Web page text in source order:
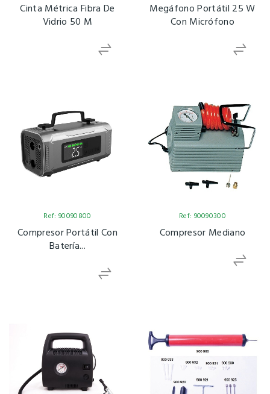
Cinta Métrica Fibra De
Vidrio 50 M
Megáfono Portátil 25 W
Con Micrófono
Ref: 90090800
Compresor Portátil Con
Batería...
Ref: 90090300
Compresor Mediano